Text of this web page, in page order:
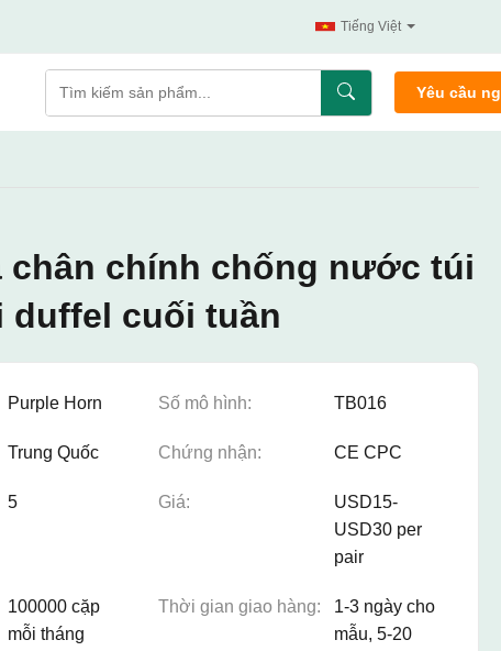
Tiếng Việt
Yêu cầu
chân chính chống nước túi
duffel cuối tuần
Purple Horn Số mô hình: TB016
Trung Quốc Chứng nhận: CE CPC
5 Giá:
USD15-
USD30 per
pair
100000 cặp
mỗi tháng
Thời gian giao hàng:
1-3 ngày cho
mẫu, 5-20